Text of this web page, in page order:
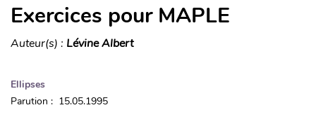
Exercices pour MAPLE
Auteur(s) : Lévine Albert
Ellipses
Parution : 15.05.1995